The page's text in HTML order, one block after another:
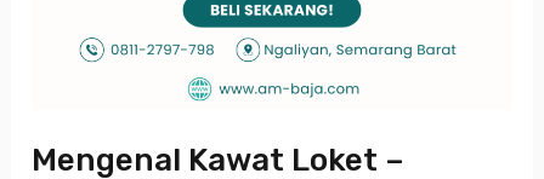
Mengenal Kawat Loket –